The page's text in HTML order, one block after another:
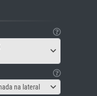
na lateral